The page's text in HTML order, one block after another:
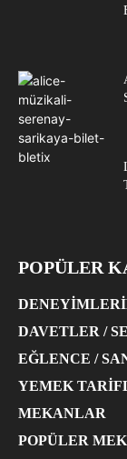
POPÜLER
DAVETLER /
EĞLENCE /
YEMEK
MEKANLAR
POPÜLER